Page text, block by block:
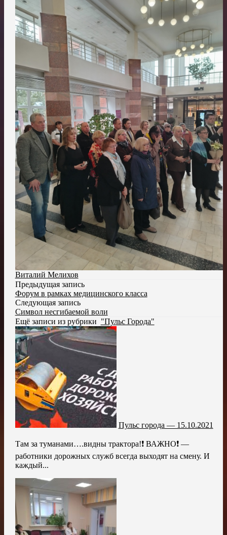
Виталий Мелихов
Предыдущая запись
Форум в рамках медицинского класса
Следующая запись
Символ несгибаемой воли
Ещё записи из рубрики "Пульс Города"
Пульс города — 15.10.2021
Там за туманами….видны трактора!❗ ВАЖНО❗ —
работники дорожных служб всегда выходят на смену. И
каждый...